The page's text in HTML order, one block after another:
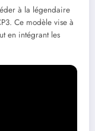
à la légendaire
Ce modèle vise à
en intégrant les